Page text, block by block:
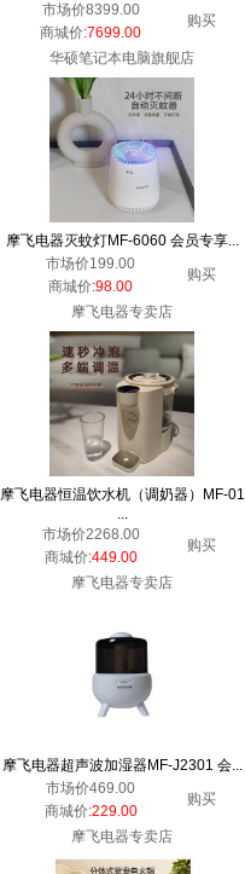
市场价8399.00
购买
商城价:7699.00
华硕笔记本电脑旗舰店
摩飞电器灭蚊灯MF-6060 会员专享...
市场价199.00
购买
商城价:98.00
摩飞电器专卖店
摩飞电器恒温饮水机（调奶器）MF-01
...
市场价2268.00
购买
商城价:449.00
摩飞电器专卖店
摩飞电器超声波加湿器MF-J2301 会...
市场价469.00
购买
商城价:229.00
摩飞电器专卖店